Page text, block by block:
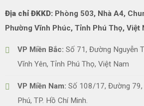
Địa chỉ ĐKKD:Phòng 503, Nhà A4,
Phường Vĩnh Phúc, Tỉnh Phú Thọ, Việt
VP Miền Bắc: Số 71, Đường Nguyễn
Vĩnh Yên, Tỉnh Phú Thọ, Việt Nam
VP Miền Nam: Số 108/17, Đường 79,
Phú, TP. Hồ Chí Minh.